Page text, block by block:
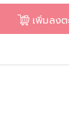
เพิ่มลงต